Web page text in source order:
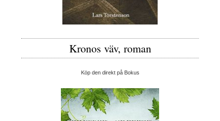
Kronos väv, roman
Köp den direkt på Bokus